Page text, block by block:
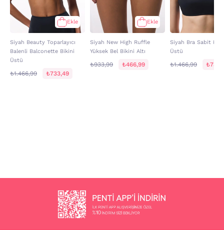
Ekle
Siyah Beauty Toparlayıcı
Balenli Balconette Bikini
Üstü
₺1.466,99 ₺733,49
Ekle
Siyah New High Ruffle
Yüksek Bel Bikini Altı
₺933,99 ₺466,99
Siyah Bra Sabit
Üstü
₺1.466,99